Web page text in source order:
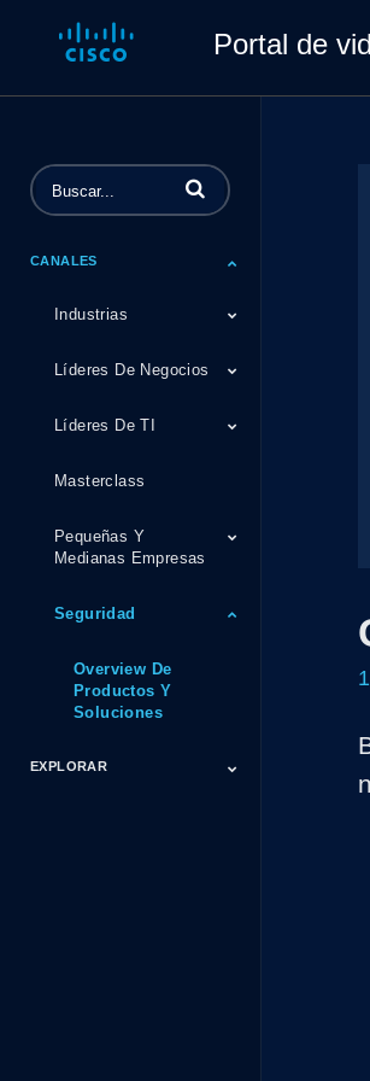
Portal de
Introduzca los conceptos
CANALES
Industrias
Líderes De Negocios
Líderes De TI
Masterclass
Pequeñas Y
Medianas Empresas
Seguridad
Overview De
Productos Y
Soluciones
EXPLORAR